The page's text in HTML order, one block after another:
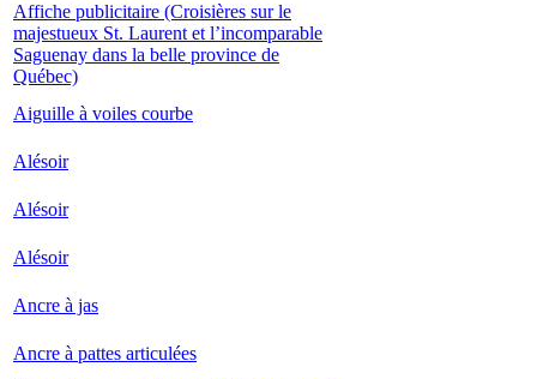
Affiche publicitaire (Croisières sur le
majestueux St. Laurent et l’incomparable
Saguenay dans la belle province de
Québec)
Aiguille à voiles courbe
Alésoir
Alésoir
Alésoir
Ancre à jas
Ancre à pattes articulées